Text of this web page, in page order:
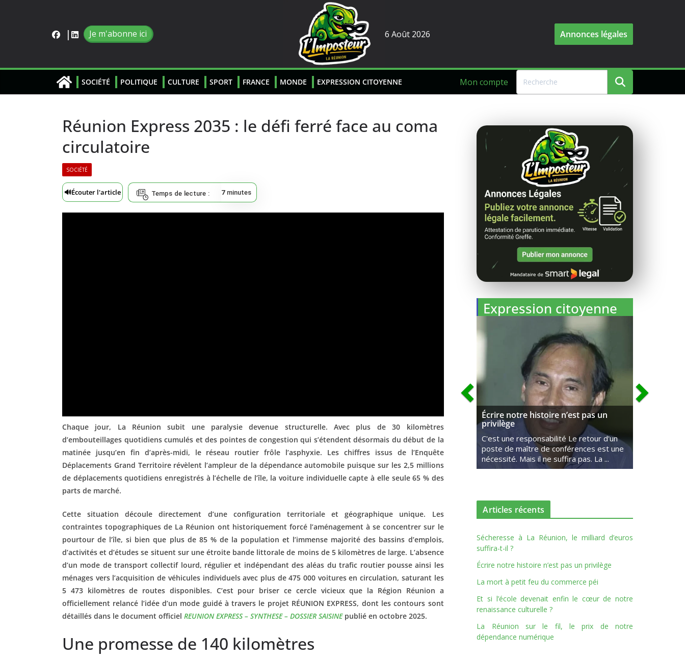
Je m'abonne ici 6 Août 2026 Annonces légales
SOCIÉTÉ POLITIQUE CULTURE SPORT FRANCE MONDE EXPRESSION CITOYENNE Mon compte
Réunion Express 2035 : le défi ferré face au coma
circulatoire
SOCIÉTÉ
🔊Écouter l'article Temps de lecture : 7minutes
Chaque jour, La Réunion subit une paralysie devenue structurelle. Avec plus de 30 kilomètres
d’embouteillages quotidiens cumulés et des pointes de congestion qui s’étendent désormais du début de la
matinée jusqu’en fin d’après-midi, le réseau routier frôle l’asphyxie. Les chiffres issus de l’Enquête
Déplacements Grand Territoire révèlent l’ampleur de la dépendance automobile puisque sur les 2,5 millions
de déplacements quotidiens enregistrés à l’échelle de l’île, la voiture individuelle capte à elle seule 65 % des
parts de marché.
Cette situation découle directement d’une configuration territoriale et géographique unique. Les
contraintes topographiques de La Réunion ont historiquement forcé l’aménagement à se concentrer sur le
pourtour de l’île, si bien que plus de 85 % de la population et l’immense majorité des bassins d’emplois,
d’activités et d’études se situent sur une étroite bande littorale de moins de 5 kilomètres de large. L’absence
d’un mode de transport collectif lourd, régulier et indépendant des aléas du trafic routier pousse ainsi les
ménages vers l’acquisition de véhicules individuels avec plus de 475 000 voitures en circulation, saturant les
5 473 kilomètres de routes disponibles. C’est pour briser ce cercle vicieux que la Région Réunion a
officiellement relancé l’idée d’un mode guidé à travers le projet RÉUNION EXPRESS, dont les contours sont
détaillés dans le document officiel REUNION EXPRESS – SYNTHESE – DOSSIER SAISINEpublié en octobre 2025.
Une promesse de 140 kilomètres
Expression citoyenne
Écrire notre histoire n’est pas un
privilège
C'est une responsabilité Le retour d'un
poste de maître de conférences est une
nécessité. Mais il ne suffira pas. La ...
Articles récents
Sécheresse à La Réunion, le milliard d’euros
suffira-t-il ?
Écrire notre histoire n’est pas un privilège
La mort à petit feu du commerce péi
Et si l’école devenait enfin le cœur de notre
renaissance culturelle ?
La Réunion sur le fil, le prix de notre
dépendance numérique